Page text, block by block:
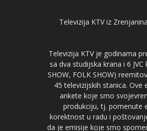
Televizija KTV iz
Televizija KTV je godinama
sa dva studijska krana i 6
SHOW, FOLK SHOW)
45 televizijskih stanica.
ankete koje smo
produkciju, tj. pomenute
korektnost u radu i
da je emisije koje smo